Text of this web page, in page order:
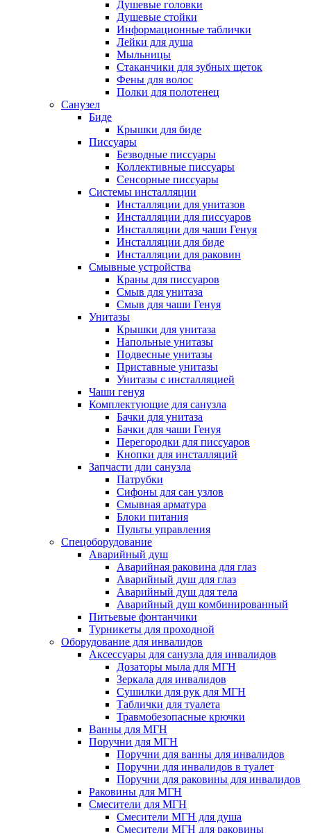
Душевые головки
Душевые стойки
Информационные таблички
Лейки для душа
Мыльницы
Стаканчики для зубных щеток
Фены для волос
Полки для полотенец
Санузел
Биде
Крышки для биде
Писсуары
Безводные писсуары
Коллективные писсуары
Сенсорные писсуары
Системы инсталляции
Инсталляции для унитазов
Инсталляции для писсуаров
Инсталляции для чаши Генуя
Инсталляции для биде
Инсталляции для раковин
Смывные устройства
Краны для писсуаров
Смыв для унитаза
Смыв для чаши Генуя
Унитазы
Крышки для унитаза
Напольные унитазы
Подвесные унитазы
Приставные унитазы
Унитазы с инсталляцией
Чаши генуя
Комплектующие для санузла
Бачки для унитаза
Бачки для чаши Генуя
Перегородки для писсуаров
Кнопки для инсталляций
Запчасти дли санузла
Патрубки
Сифоны для сан узлов
Смывная арматура
Блоки питания
Пульты управления
Спецоборудование
Аварийный душ
Аварийная раковина для глаз
Аварийный душ для глаз
Аварийный душ для тела
Аварийный душ комбинированный
Питьевые фонтанчики
Турникеты для проходной
Оборудование для инвалидов
Аксессуары для санузла для инвалидов
Дозаторы мыла для МГН
Зеркала для инвалидов
Сушилки для рук для МГН
Таблички для туалета
Травмобезопасные крючки
Ванны для МГН
Поручни для МГН
Поручни для ванны для инвалидов
Поручни для инвалидов в туалет
Поручни для раковины для инвалидов
Раковины для МГН
Смесители для МГН
Смесители МГН для душа
Смесители МГН для раковины